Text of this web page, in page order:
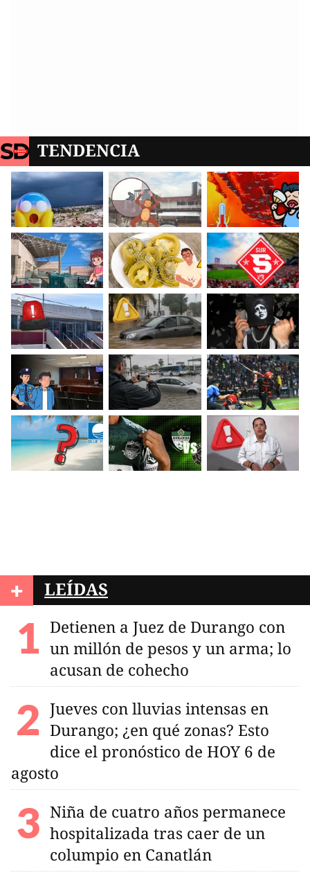
TENDENCIA
+ LEÍDAS
Detienen a Juez de Durango con
un millón de pesos y un arma; lo
acusan de cohecho
Jueves con lluvias intensas en
Durango; ¿en qué zonas? Esto
dice el pronóstico de HOY 6 de
agosto
Niña de cuatro años permanece
hospitalizada tras caer de un
columpio en Canatlán